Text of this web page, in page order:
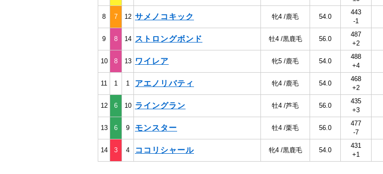
8 7 12 サメノコキック 牝4 /鹿毛 54.0
443
-1
9 8 14 ストロングボンド 牡4 /黒鹿毛 56.0
487
+2
10 8 13 ワイレア 牝5 /鹿毛 54.0
488
+4
11 1 1 アエノリバティ 牝4 /鹿毛 54.0
468
+2
12 6 10 ライングラン 牡4 /芦毛 56.0
435
+3
13 6 9 モンスター 牡4 /栗毛 56.0
477
-7
14 3 4 ココリシャール 牝4 /黒鹿毛 54.0
431
+1